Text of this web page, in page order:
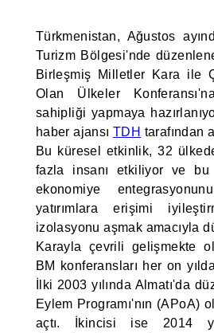
Türkmenistan, Ağustos
Turizm Bölgesi'nde
Birleşmiş Milletler Kara ile
Olan Ülkeler
sahipliği yapmaya
haber ajansı TDH tarafından
Bu küresel etkinlik, 32
fazla insanı etkiliyor ve bu
ekonomiye
yatırımlara erişimi
izolasyonu aşmak amacıyla
Karayla çevrili gelişmekte
BM konferansları her on
İlki 2003 yılında Almatı'da
Eylem Programı'nın (APoA)
açtı. İkincisi ise 2014